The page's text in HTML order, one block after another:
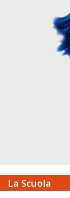
La Scuola